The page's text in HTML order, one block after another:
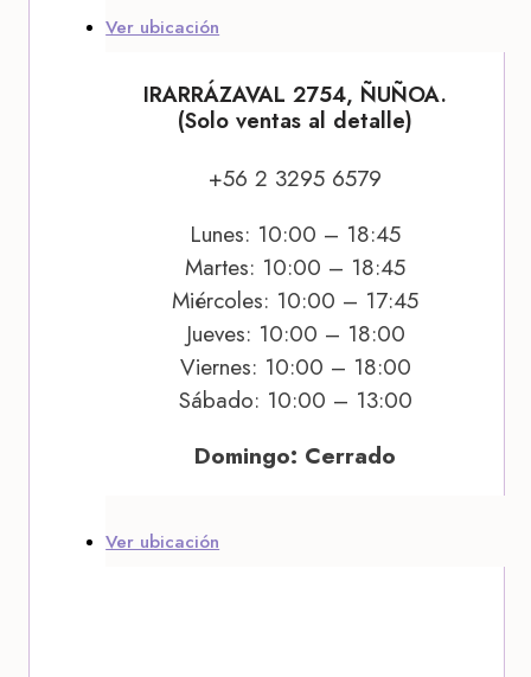
Ver ubicación
IRARRÁZAVAL 2754, ÑUÑOA.
(Solo ventas al detalle)
+56 2 3295 6579
Lunes: 10:00 – 18:45
Martes: 10:00 – 18:45
Miércoles: 10:00 – 17:45
Jueves: 10:00 – 18:00
Viernes: 10:00 – 18:00
Sábado: 10:00 – 13:00
Domingo: Cerrado
Ver ubicación